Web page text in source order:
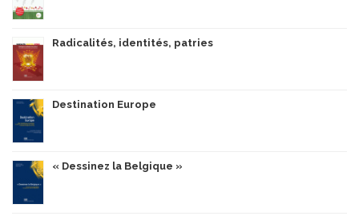
Radicalités, identités, patries
Destination Europe
« Dessinez la Belgique »